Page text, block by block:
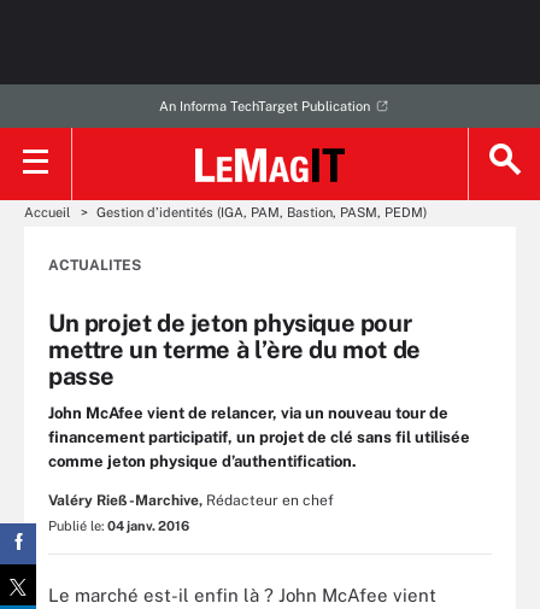
An Informa TechTarget Publication
Accueil Gestion d’identités (IGA, PAM, Bastion, PASM, PEDM)
ACTUALITES
Un projet de jeton physique pour
mettre un terme à l’ère du mot de
passe
John McAfee vient de relancer, via un nouveau tour de
financement participatif, un projet de clé sans fil utilisée
comme jeton physique d’authentification.
Valéry Rieß-Marchive, Rédacteur en chef
Publié le: 04 janv. 2016
Le marché est-il enfin là ? John McAfee vient